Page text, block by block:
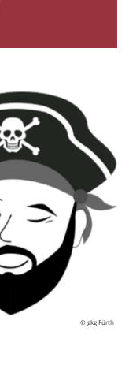
© gkg Fürth